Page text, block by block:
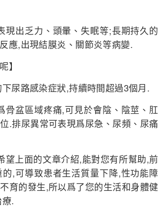
出乏力、頭暈、失眠等;長期持久的
應,出現結膜炎、關節炎等病變.
】
尿路感染症狀,持續時間超過3個月.
盆區域疼痛,可見於會陰、陰莖、肛
.排尿異常可表現爲尿急、尿頻、尿痛
上面的文章介紹,能對您有所幫助,前
,可導致患者生活質量下降,性功能障
育的發生,所以爲了您的生活和身體健
.